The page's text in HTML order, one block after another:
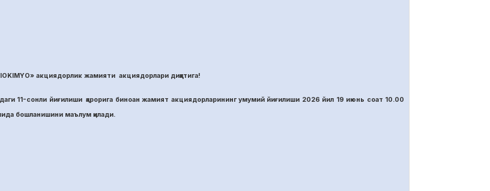
акциядорлик жамияти акциядорлари диққатига!
11-сонли йиғилиши қарорига биноан жамият акциядорларининг умумий йиғилиши 2026 йил 19 июнь соат 10.00
бошланишини маълум қилади.